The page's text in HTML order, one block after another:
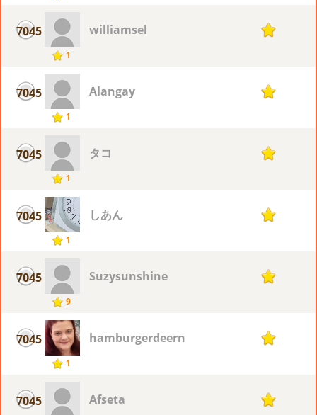
7045
1
williamsel 1
7045
1
Alangay 1
7045
1
タコ 1
7045
1
しあん 1
7045
9
Suzysunshine 1
7045
1
hamburgerdeern 1
7045 Afseta 1